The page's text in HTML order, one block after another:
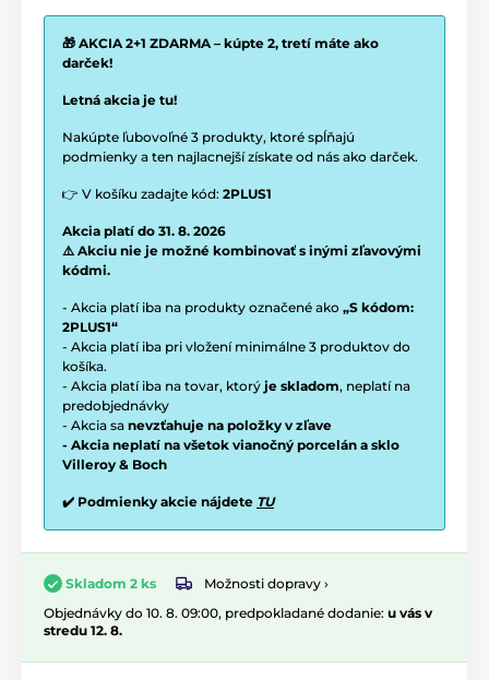
🎁 AKCIA 2+1 ZDARMA – kúpte 2, tretí máte ako
darček!
Letná akcia je tu!
Nakúpte ľubovoľné 3 produkty, ktoré spĺňajú
podmienky a ten najlacnejší získate od nás ako darček.
👉 V košíku zadajte kód: 2PLUS1
Akcia platí do 31. 8. 2026
⚠️ Akciu nie je možné kombinovať s inými zľavovými
kódmi.
- Akcia platí iba na produkty označené ako „S kódom:
2PLUS1“
- Akcia platí iba pri vložení minimálne 3 produktov do
košíka.
- Akcia platí iba na tovar, ktorý je skladom, neplatí na
predobjednávky
- Akcia sa nevzťahuje na položky v zľave
- Akcia neplatí na všetok vianočný porcelán a sklo
Villeroy & Boch
✔️ Podmienky akcie nájdete TU
Skladom 2 ks
Možnosti dopravy ›
Objednávky do 10. 8. 09:00, predpokladané dodanie: u vás v
stredu 12. 8.